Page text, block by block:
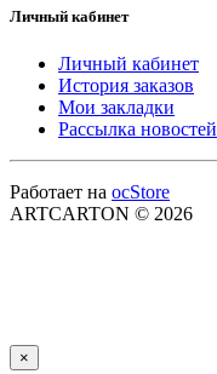
Личный кабинет
Личный кабинет
История заказов
Мои закладки
Рассылка новостей
Работает на ocStore
ARTCARTON © 2026
×